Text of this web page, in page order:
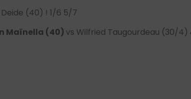
(40) ! 1/6 5/7
Maïnella (40)vs Wilfried Taugourdeau (30/